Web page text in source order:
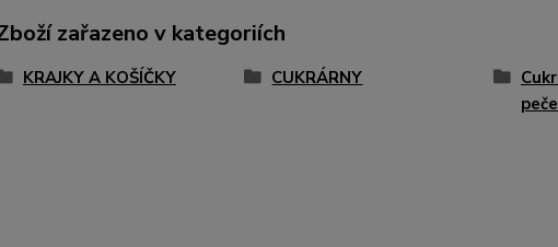
zařazeno v kategoriích
KRAJKY A KOŠÍČKY CUKRÁRNY